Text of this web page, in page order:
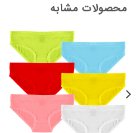
محصولات مشابه